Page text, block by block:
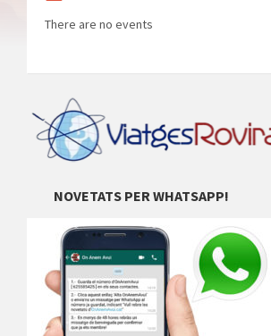
There are no events
NOVETATS PER WHATSAPP!